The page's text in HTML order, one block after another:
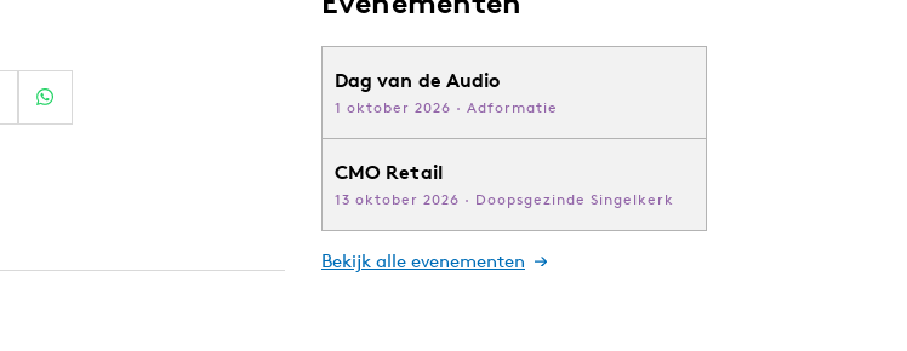
Dag van de Audio
1 oktober 2026 · Adformatie
CMO Retail
13 oktober 2026 · Doopsgezinde Singelkerk
Bekijk alle evenementen